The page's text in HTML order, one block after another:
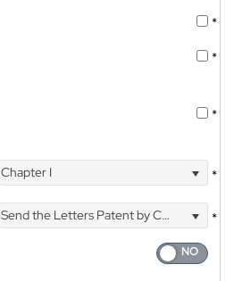
*
*
*
Chapter I *
Send the Letters Patent by Courier
*